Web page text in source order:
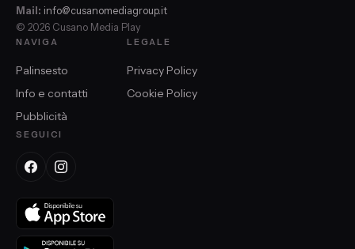
Mail: info@cusanomediagroup.it
© 2026 Cusano Media Play
NAVIGA
Palinsesto
Info e contatti
Pubblicità
LEGALE
Privacy Policy
Cookie Policy
SEGUICI